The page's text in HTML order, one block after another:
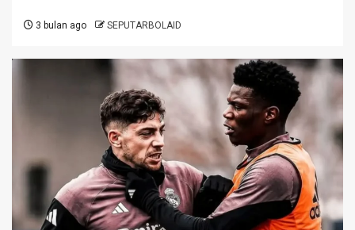
3 bulan ago SEPUTARBOLAID